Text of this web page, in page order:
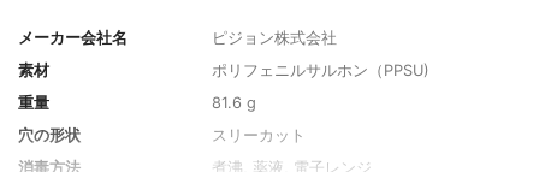
メーカー会社名
ピジョン株式会社
素材
ポリフェニルサルホン（PPSU)
重量
81.6 g
穴の形状
スリーカット
消毒方法
煮沸, 薬液, 電子レンジ